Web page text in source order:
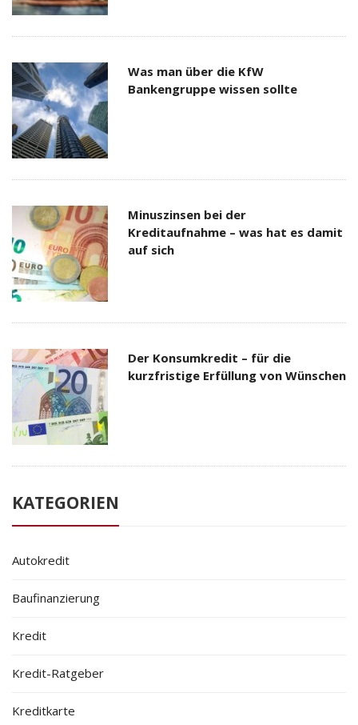
Was man über die KfW
Bankengruppe wissen sollte
Minuszinsen bei der
Kreditaufnahme – was hat es damit
auf sich
Der Konsumkredit – für die
kurzfristige Erfüllung von Wünschen
KATEGORIEN
Autokredit
Baufinanzierung
Kredit
Kredit-Ratgeber
Kreditkarte